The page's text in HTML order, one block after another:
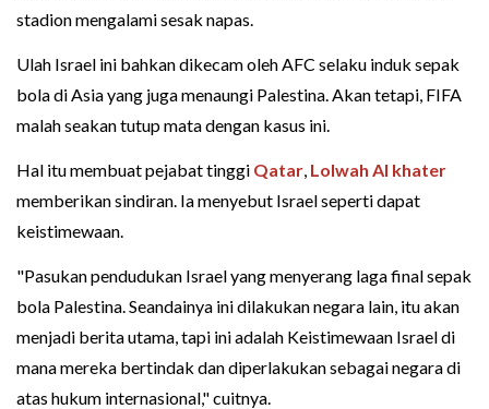
stadion mengalami sesak napas.
Ulah Israel ini bahkan dikecam oleh AFC selaku induk sepak
bola di Asia yang juga menaungi Palestina. Akan tetapi, FIFA
malah seakan tutup mata dengan kasus ini.
Hal itu membuat pejabat tinggi Qatar, Lolwah Al khater
memberikan sindiran. Ia menyebut Israel seperti dapat
keistimewaan.
"Pasukan pendudukan Israel yang menyerang laga final sepak
bola Palestina. Seandainya ini dilakukan negara lain, itu akan
menjadi berita utama, tapi ini adalah Keistimewaan Israel di
mana mereka bertindak dan diperlakukan sebagai negara di
atas hukum internasional," cuitnya.